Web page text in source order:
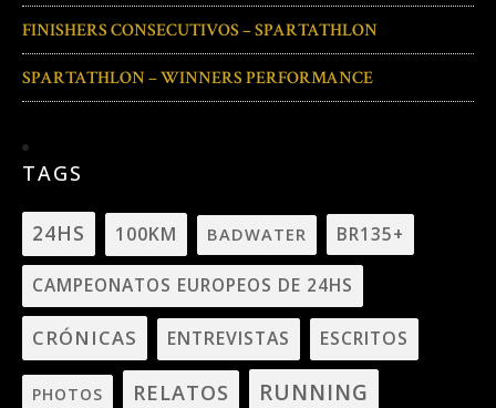
FINISHERS CONSECUTIVOS – SPARTATHLON
SPARTATHLON – WINNERS PERFORMANCE
TAGS
24HS 100KM BADWATER BR135+
CAMPEONATOS EUROPEOS DE 24HS
CRÓNICAS ENTREVISTAS ESCRITOS
PHOTOS RELATOS RUNNING